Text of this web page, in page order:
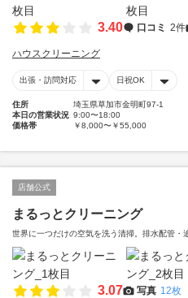
3.40 口コミ 2件
ハウスクリーニング
出張・訪問対応 日祝OK
住所
埼玉県草加市金明町97-1
本日の営業状況 9:00〜18:00
価格帯
￥8,000〜￥55,000
店舗公式
まるっとクリーニング
世界に一つだけの空気を洗う清掃。排水配管・
3.07 写真 12枚